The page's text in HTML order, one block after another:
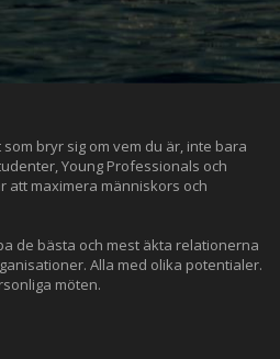
bryr sig om vem du är, inte bara
Young Professionals och
att maximera människors och
de bästa och mest äkta relationerna
Alla med olika potentialer.
möten.